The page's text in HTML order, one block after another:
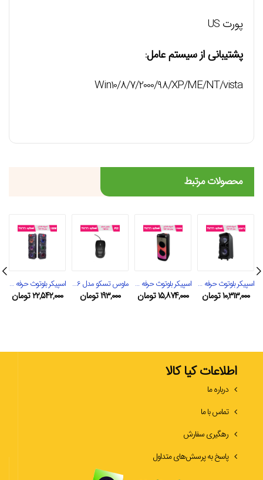
پورت US
پشتیبانی از سیستم عامل:
Win10/8/7/2000/98/XP/ME/NT/vista
محصولات مرتبط
اسپیکر بلوتوث حرفه ای تسکو مدل TS 2082
۱۰,۳۱۳,۰۰۰تومان
اسپیکر بلوتوث حرفه ای تسکو مدل TS 2085
۱۵,۸۷۴,۰۰۰تومان
ماوس تسکو مدل TM 286
۱۹۳,۰۰۰تومان
اسپیکر بلوتوث حرفه ای تسکو مدل TS 2095
۲۲,۵۴۲,۰۰۰تومان
اطلاعات کیا کالا
درباره ما
تماس با ما
رهگیری سفارش
پاسخ به پرسش‌های متداول